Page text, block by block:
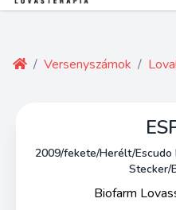
/ Versenyszámok /
2009/fekete/Herélt/
Stecker/
Biofarm